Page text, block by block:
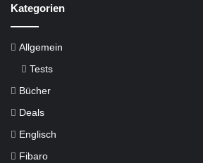
Kategorien
Allgemein
Tests
Bücher
Deals
Englisch
Fibaro